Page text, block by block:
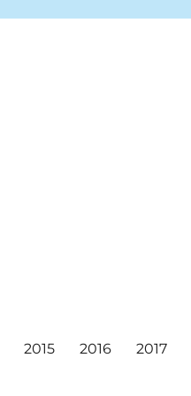
2015 2016 2017